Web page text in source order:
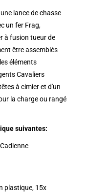
lance de chasse
un fer Frag,
à fusion tueur de
être assemblés
éléments
Cavaliers
à cimier et d'un
la charge ou rangé
suivantes:
plastique, 15x